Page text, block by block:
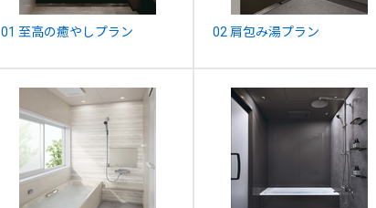
01 至高の癒やしプラン 02 肩包み湯プラン